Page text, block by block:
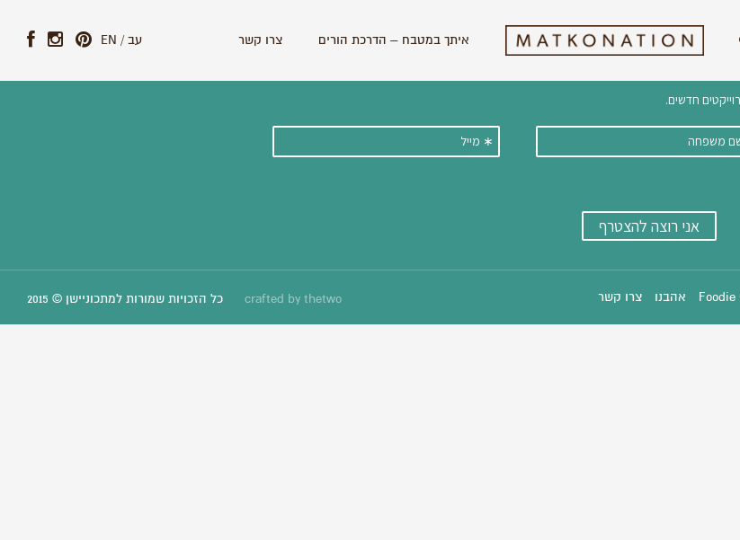
איתך במטבח – הדרכת הורים צרו קשר EN / עב
ישירות למייל עדכונים על מתכונים וסיפורים חדשים:
Foodie אהבנו צרו קשר crafted by thetwo כל הזכויות שמורות למתכוניישן © 2015